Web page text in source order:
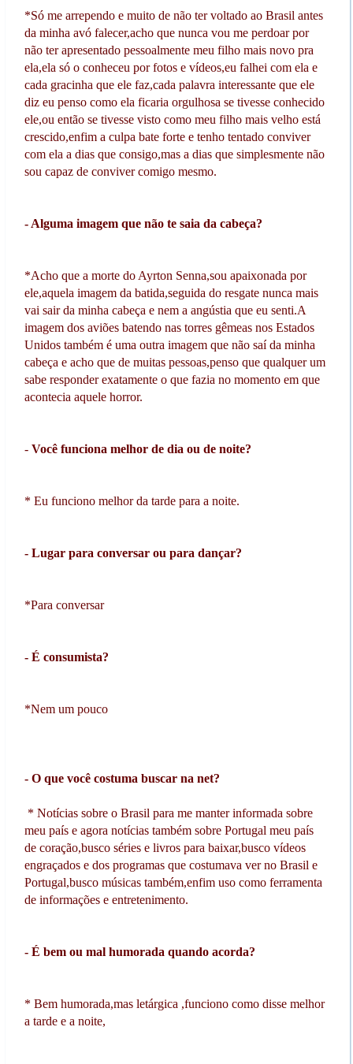
*Só me arrependo e muito de não ter voltado ao Brasil antes
da minha avó falecer,acho que nunca vou me perdoar por
não ter apresentado pessoalmente meu filho mais novo pra
ela,ela só o conheceu por fotos e vídeos,eu falhei com ela e
cada gracinha que ele faz,cada palavra interessante que ele
diz eu penso como ela ficaria orgulhosa se tivesse conhecido
ele,ou então se tivesse visto como meu filho mais velho está
crescido,enfim a culpa bate forte e tenho tentado conviver
com ela a dias que consigo,mas a dias que simplesmente não
sou capaz de conviver comigo mesmo.
- Alguma imagem que não te saia da cabeça?
*Acho que a morte do Ayrton Senna,sou apaixonada por
ele,aquela imagem da batida,seguida do resgate nunca mais
vai sair da minha cabeça e nem a angústia que eu senti.A
imagem dos aviões batendo nas torres gêmeas nos Estados
Unidos também é uma outra imagem que não saí da minha
cabeça e acho que de muitas pessoas,penso que qualquer um
sabe responder exatamente o que fazia no momento em que
acontecia aquele horror.
-Você funciona melhor de dia ou de noite?
* Eu funciono melhor da tarde para a noite.
- Lugar para conversar ou para dançar?
*Para conversar
- É consumista?
*Nem um pouco
- O que você costuma buscar na net?
* Notícias sobre o Brasil para me manter informada sobre
meu país e agora notícias também sobre Portugal meu país
de coração,busco séries e livros para baixar,busco vídeos
engraçados e dos programas que costumava ver no Brasil e
Portugal,busco músicas também,enfim uso como ferramenta
de informações e entretenimento.
- É bem ou mal humorada quando acorda?
* Bem humorada,mas letárgica ,funciono como disse melhor
a tarde e a noite,